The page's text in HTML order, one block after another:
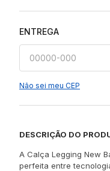
ENTREGA
Não sei meu CEP
DESCRIÇÃO DO
A Calça Legging New
perfeita entre